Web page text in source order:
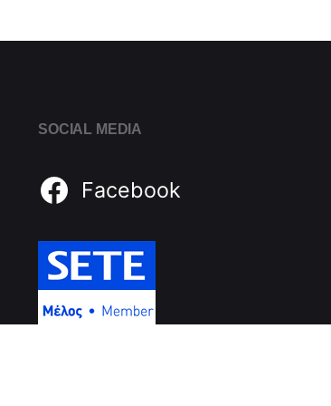
SOCIAL MEDIA
Facebook